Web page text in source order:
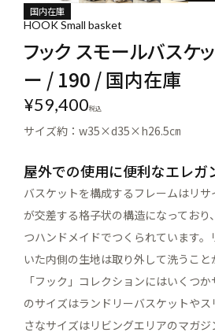
国内在庫
HOOK Small basket
フック スモールバスケ
ー / 190 / 国内在庫
¥59,400税込
サイズ約：w35×d35×h26.5㎝
屋外での使用に便利なエレガ
バスケットを構成するフレームはリ
が交差する格子状の構造になっており
つハンドメイドでつくられています
いた内側の生地は取り外して洗うこと
「フック」コレクションにはいくつ
のサイズはランドリーバスケットや
さなサイズはリビングエリアのマガ